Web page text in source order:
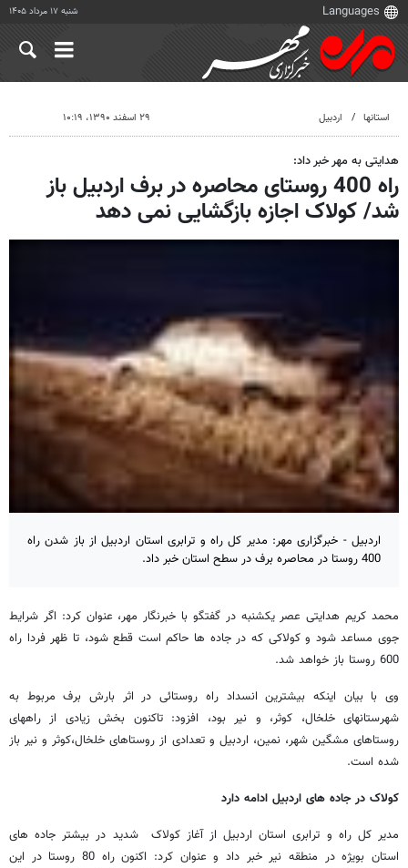
شنبه ۱۷ مرداد ۱۴۰۵
استانها اردبیل ۲۹ اسفند ۱۳۹۰، ۱۰:۱۹
هدایتی به مهر خبر داد:
راه 400 روستای محاصره در برف اردبیل باز
شد/ کولاک اجازه بازگشایی نمی دهد
اردبیل - خبرگزاری مهر: مدیر کل راه و ترابری استان اردبیل از باز شدن راه
400 روستا در محاصره برف در سطح استان خبر داد.
محمد کریم هدایتی عصر یکشنبه در گفتگو با خبرنگار مهر، عنوان کرد: اگر شرایط
جوی مساعد شود و کولاکی که در جاده ها حاکم است قطع شود، تا ظهر فردا راه
600 روستا باز خواهد شد.
وی با بیان اینکه بیشترین انسداد راه روستائی در اثر بارش برف مربوط به
شهرستانهای خلخال، کوثر، و نیر بود، افزود: تاکنون بخش زیادی از راههای
روستاهای مشگین شهر، نمین، اردبیل و تعدادی از روستاهای خلخال،کوثر و نیر باز
شده است.
کولاک در جاده های اردبیل ادامه دارد
مدیر کل راه و ترابری استان اردبیل از آغاز کولاک شدید در بیشتر جاده های
استان بویژه در منطقه نیر خبر داد و عنوان کرد: اکنون راه 80 روستا در این